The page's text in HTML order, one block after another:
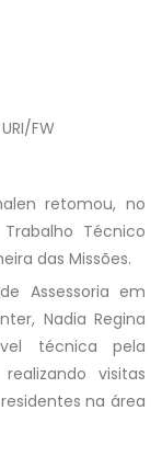
FW
retomou, no
Técnico
das Missões.
Assessoria em
Nadia Regina
técnica pela
visitas
na área